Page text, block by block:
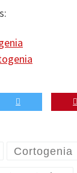
Cortogenia